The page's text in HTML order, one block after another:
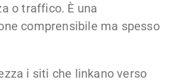
o traffico. È una
comprensibile ma spesso
i siti che linkano verso